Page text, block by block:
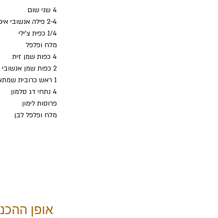
4 שני שום
2-4 פילה אנשובי איכותי
1/4 כפית צ'ילי
מלח ופלפל
4 כפות שמן זית
2 כפות שמן אנשובי מהקופסה
1 ראש כרובית שמתאים ל-4 מנות
4 נתחי דג סלמון
פרוסות לימון
מלח ופלפל לבן
אופן